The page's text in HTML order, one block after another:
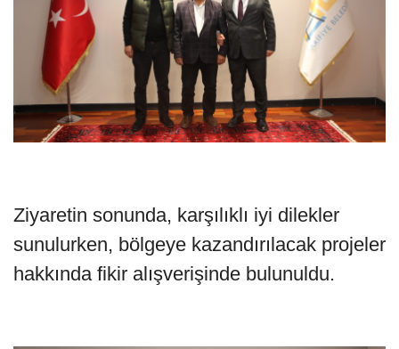
Ziyaretin sonunda, karşılıklı iyi dilekler
sunulurken, bölgeye kazandırılacak projeler
hakkında fikir alışverişinde bulunuldu.